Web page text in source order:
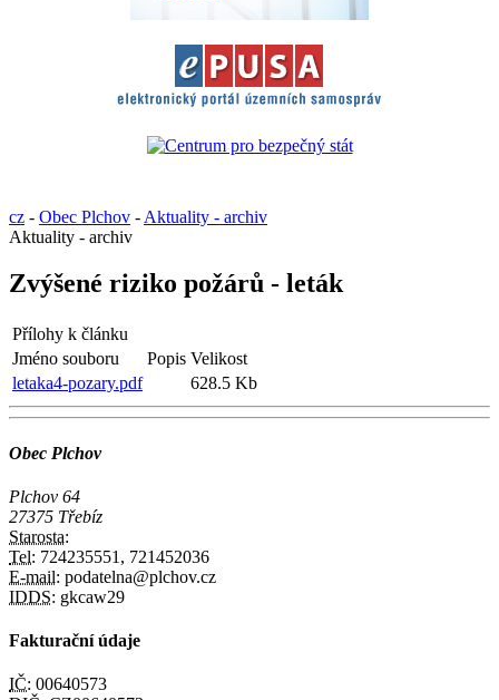
cz - Obec Plchov - Aktuality - archiv
Aktuality - archiv
Zvýšené riziko požárů - leták
Přílohy k článku
Jméno souboru
Popis Velikost
letaka4-pozary.pdf
628.5 Kb
Obec Plchov
Plchov 64
27375 Třebíz
Starosta:
Tel: 724235551, 721452036
E-mail: podatelna@plchov.cz
IDDS: gkcaw29
Fakturační údaje
IČ: 00640573